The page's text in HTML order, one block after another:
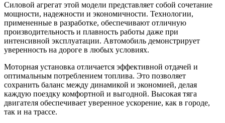
Силовой агрегат этой модели представляет собой сочетание
мощности, надежности и экономичности. Технологии,
примененные в разработке, обеспечивают отличную
производительность и плавность работы даже при
интенсивной эксплуатации. Автомобиль демонстрирует
уверенность на дороге в любых условиях.
Моторная установка отличается эффективной отдачей и
оптимальным потреблением топлива. Это позволяет
сохранить баланс между динамикой и экономией, делая
каждую поездку комфортной и выгодной. Высокая тяга
двигателя обеспечивает уверенное ускорение, как в городе,
так и на трассе.